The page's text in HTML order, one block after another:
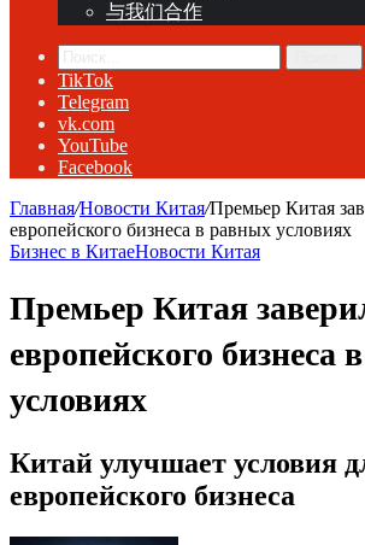
与我们合作
TikTok
Telegram
vk.com
YouTube
Facebook
Главная/Новости Китая/Премьер Китая
европейского бизнеса в равных условиях
Бизнес в КитаеНовости Китая
Премьер Китая
европейского бизнеса
условиях
Китай улучшает условия
европейского бизнеса